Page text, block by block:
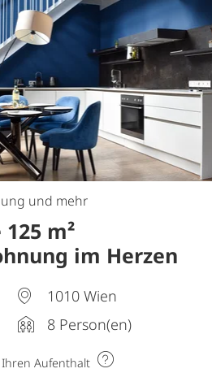
und mehr
m²
im Herzen
und perfekte
1010 Wien
8 Person(en)
Aufenthalt